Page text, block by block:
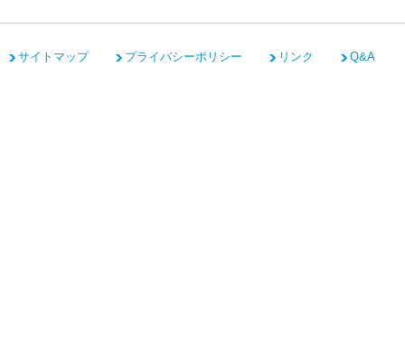
サイトマップ プライバシーポリシー リンク Q&A